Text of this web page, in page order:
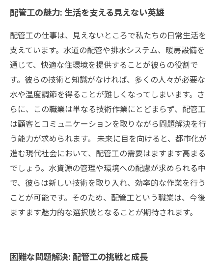
挑戦
配管工の魅力: 生活を支える見えない英雄
配管工の仕事は、見えないところで私たちの日常生活を
支えています。水道の配管や排水システム、暖房設備を
通じて、快適な住環境を提供することが彼らの役割で
す。彼らの技術と知識がなければ、多くの人々が必要な
水や温度調節を得ることが難しくなってしまいます。さ
らに、この職業は単なる技術作業にとどまらず、配管工
は顧客とコミュニケーションを取りながら問題解決を行
う能力が求められます。 未来に目を向けると、都市化が
進む現代社会において、配管工の需要はますます高まる
でしょう。水資源の管理や環境への配慮が求められる中
で、彼らは新しい技術を取り入れ、効率的な作業を行う
ことが可能です。そのため、配管工という職業は、今後
ますます魅力的な選択肢となることが期待されます。
困難な問題解決: 配管工の挑戦と成長